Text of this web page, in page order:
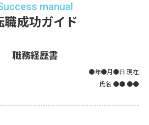
manual
職成功ガイド
職務経歴書
●年●月●日 現在
氏名 ●● ●●